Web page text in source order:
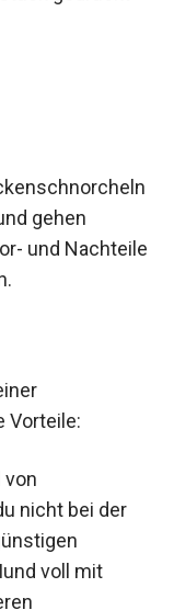
gehen
und Nachteile
Vorteile:
von
nicht bei der
voll mit